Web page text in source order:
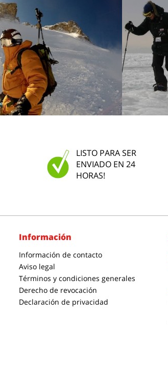
LISTO PARA SER
ENVIADO EN 24
HORAS!
Información
Información de contacto
Aviso legal
Términos y condiciones generales
Derecho de revocación
Declaración de privacidad